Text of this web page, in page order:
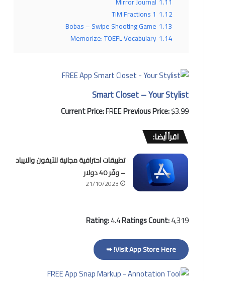
1.12
TiM Fractions 1
1.13
Bobas – Swipe Shooting Game
1.14
Memorize: TOEFL Vocabulary
Smart Closet – Your Stylist
Current Price:FREEPrevious Price:$3.99
اقرأ أيضا:
تطبيقات احترافية مجانية للآيفون والايباد
– وفّر 40 دولار
21/10/2023
Rating:4.4Ratings Count:4,319
Visit App Store Here! ➥